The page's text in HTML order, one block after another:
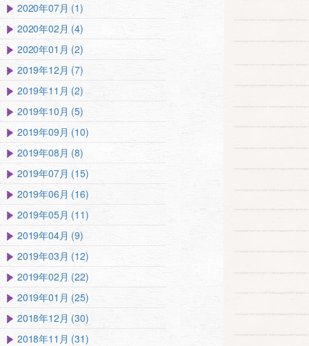
2020年07月 (1)
2020年02月 (4)
2020年01月 (2)
2019年12月 (7)
2019年11月 (2)
2019年10月 (5)
2019年09月 (10)
2019年08月 (8)
2019年07月 (15)
2019年06月 (16)
2019年05月 (11)
2019年04月 (9)
2019年03月 (12)
2019年02月 (22)
2019年01月 (25)
2018年12月 (30)
2018年11月 (31)